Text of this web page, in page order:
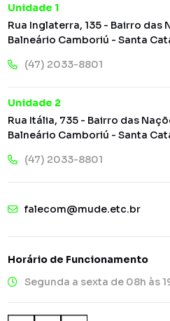
Unidade 1
Rua Inglaterra, 135 - Bairro das
Balneário Camboriú - Santa
(47) 2033-8801
Unidade 2
Rua Itália, 735 - Bairro das
Balneário Camboriú - Santa
(47) 2033-8801
falecom@mude.etc.br
Horário de Funcionamento
Segunda a sexta de 08h às